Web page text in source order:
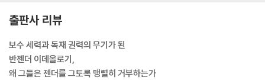
--- 「서문」 중에서
젠더에 대한 반대는 (가족의 이성애 규범성에 대한 모든 도전에 맞서는)
가족 수호, (인종적 순수성에 대한 모든 도전에 맞서는) 국가 수호와 더불
출판사 리뷰
보수 세력과 독재 권력의 무기가 된
반젠더 이데올로기,
왜 그들은 젠더를 그토록 맹렬히 거부하는가